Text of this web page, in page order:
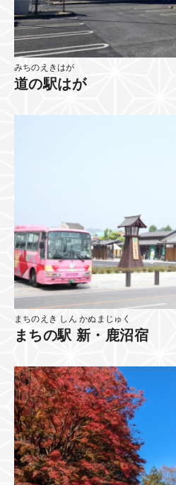
みちのえきはが
道の駅はが
まちのえき しん かぬまじゅく
まちの駅 新・鹿沼宿